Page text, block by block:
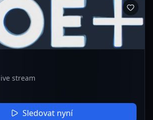
stream
Sledovat nyní